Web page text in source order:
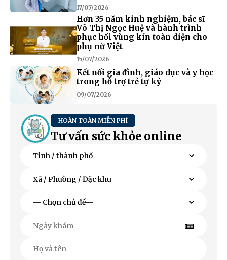
17/07/2026
Hơn 35 năm kinh nghiệm, bác sĩ
Võ Thị Ngọc Huệ và hành trình
phục hồi vùng kín toàn diện cho
phụ nữ Việt
15/07/2026
Kết nối gia đình, giáo dục và y học
trong hỗ trợ trẻ tự kỷ
09/07/2026
HOÀN TOÀN MIỄN PHÍ
Tư vấn sức khỏe online